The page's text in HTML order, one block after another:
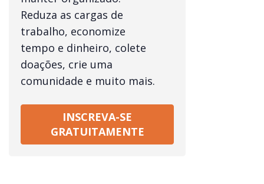
Reduza as cargas de
trabalho, economize
tempo e dinheiro, colete
doações, crie uma
comunidade e muito mais.
INSCREVA-SE
GRATUITAMENTE